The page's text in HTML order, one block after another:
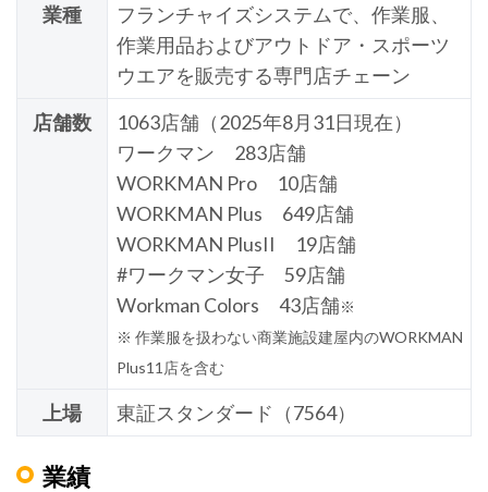
業種
フランチャイズシステムで、作業服、
作業用品およびアウトドア・スポーツ
ウエアを販売する専門店チェーン
店舗数
1063店舗（2025年8月31日現在）
ワークマン 283店舗
WORKMAN Pro 10店舗
WORKMAN Plus 649店舗
WORKMAN PlusII 19店舗
#ワークマン女子 59店舗
Workman Colors 43店舗※
※ 作業服を扱わない商業施設建屋内のWORKMAN
Plus11店を含む
上場 東証スタンダード（7564）
業績